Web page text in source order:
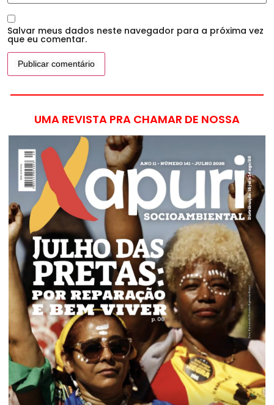
Salvar meus dados neste navegador para a próxima vez
que eu comentar.
UMA REVISTA PRA CHAMAR DE NOSSA